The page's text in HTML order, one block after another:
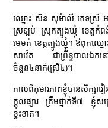
ឈ្មោះ ស៊ន សុម៉ាលី ភេទស្រី
ស្រឡប់ ស្រុកត្បូងឃ្មុំ ខេត្តកំព
មេមត់ ខេត្តត្បូងឃ្មុំ។ ឪពុកឈ្
សាវ៉េត ជាព្រឹន្ទបាលឯកន
ចំនួន៤នាក់(ស្រី៤)។
កាលពីកុមារភាពខ្ញុំបានសិក្
ក្តុលផ្សារ ត្រឹមថ្នាក់ទី៧ ខ្ញុំ
ខ្វះខាត។